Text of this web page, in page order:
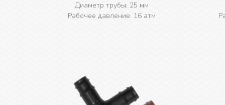
Диаметр трубы: 25 мм
Рабочее давление: 16 атм